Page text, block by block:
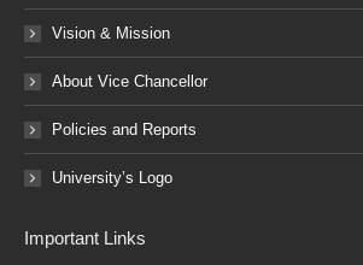
Vision & Mission
About Vice Chancellor
Policies and Reports
University’s Logo
Important Links